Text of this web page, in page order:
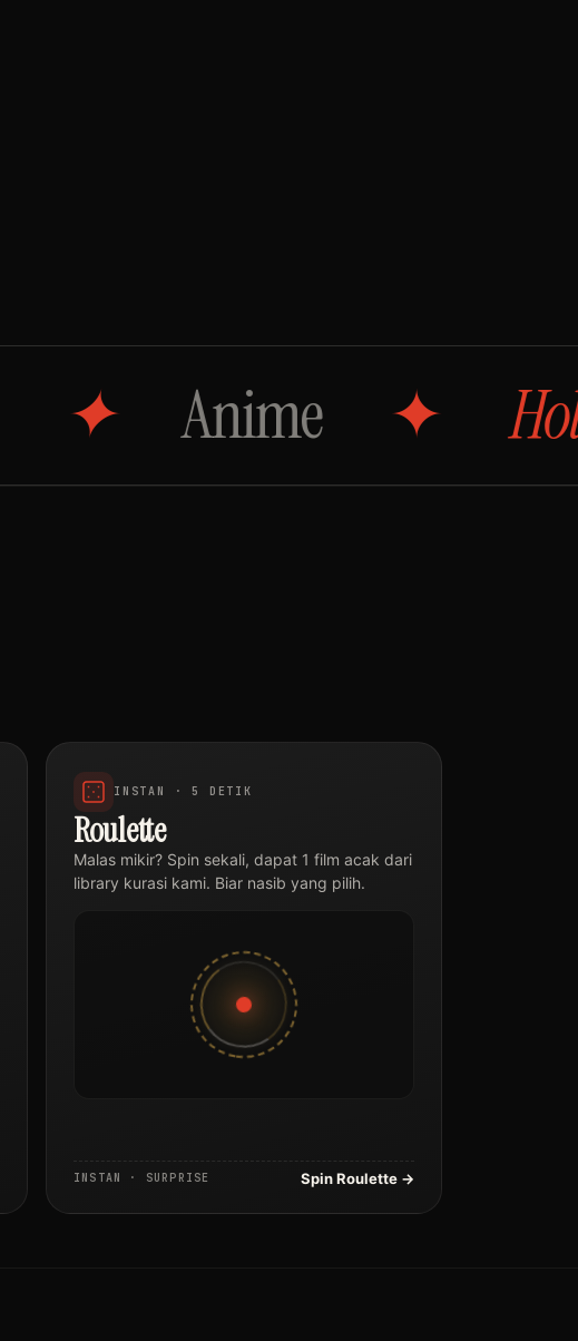
Anime Hollywood
INSTAN · 5 DETIK
Roulette
Malas mikir? Spin sekali, dapat 1 film acak dari
library kurasi kami. Biar nasib yang pilih.
INSTAN · SURPRISE Spin Roulette →